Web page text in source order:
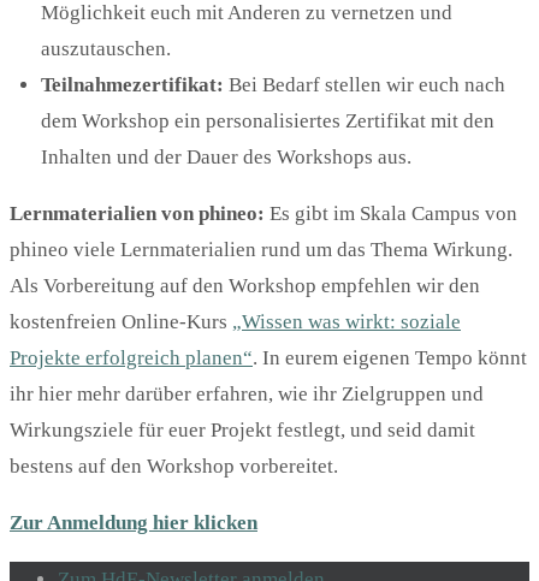
Möglichkeit euch mit Anderen zu vernetzen und
auszutauschen.
Teilnahmezertifikat: Bei Bedarf stellen wir euch nach
dem Workshop ein personalisiertes Zertifikat mit den
Inhalten und der Dauer des Workshops aus.
Lernmaterialien von phineo: Es gibt im Skala Campus von
phineo viele Lernmaterialien rund um das Thema Wirkung.
Als Vorbereitung auf den Workshop empfehlen wir den
kostenfreien Online-Kurs „Wissen was wirkt: soziale
Projekte erfolgreich planen“. In eurem eigenen Tempo könnt
ihr hier mehr darüber erfahren, wie ihr Zielgruppen und
Wirkungsziele für euer Projekt festlegt, und seid damit
bestens auf den Workshop vorbereitet.
Zur Anmeldung hier klicken